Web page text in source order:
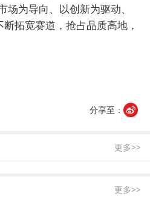
场为导向、以创新为驱动、
拓宽赛道，抢占品质高地，
分享至：
更多>>
更多>>